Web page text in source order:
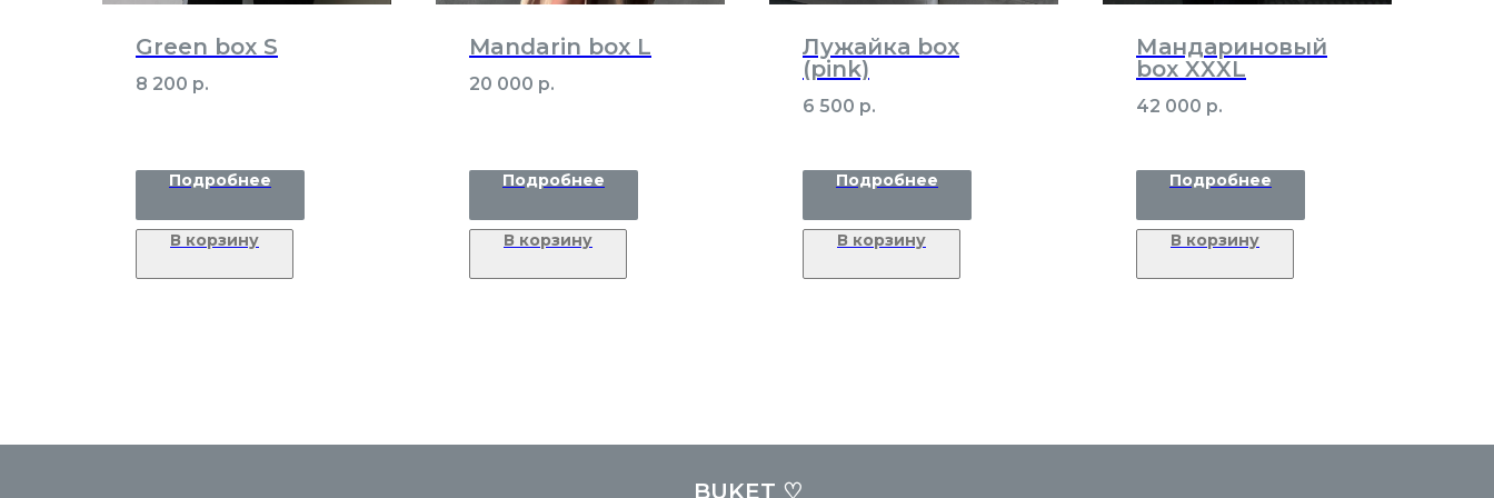
Green box S
8 200 р.
Подробнее
В корзину
Mandarin box L
20 000 р.
Подробнее
В корзину
Лужайка box
(pink)
6 500 р.
Подробнее
В корзину
Мандариновый
box XXXL
42 000 р.
Подробнее
В корзину
BUKET ♡